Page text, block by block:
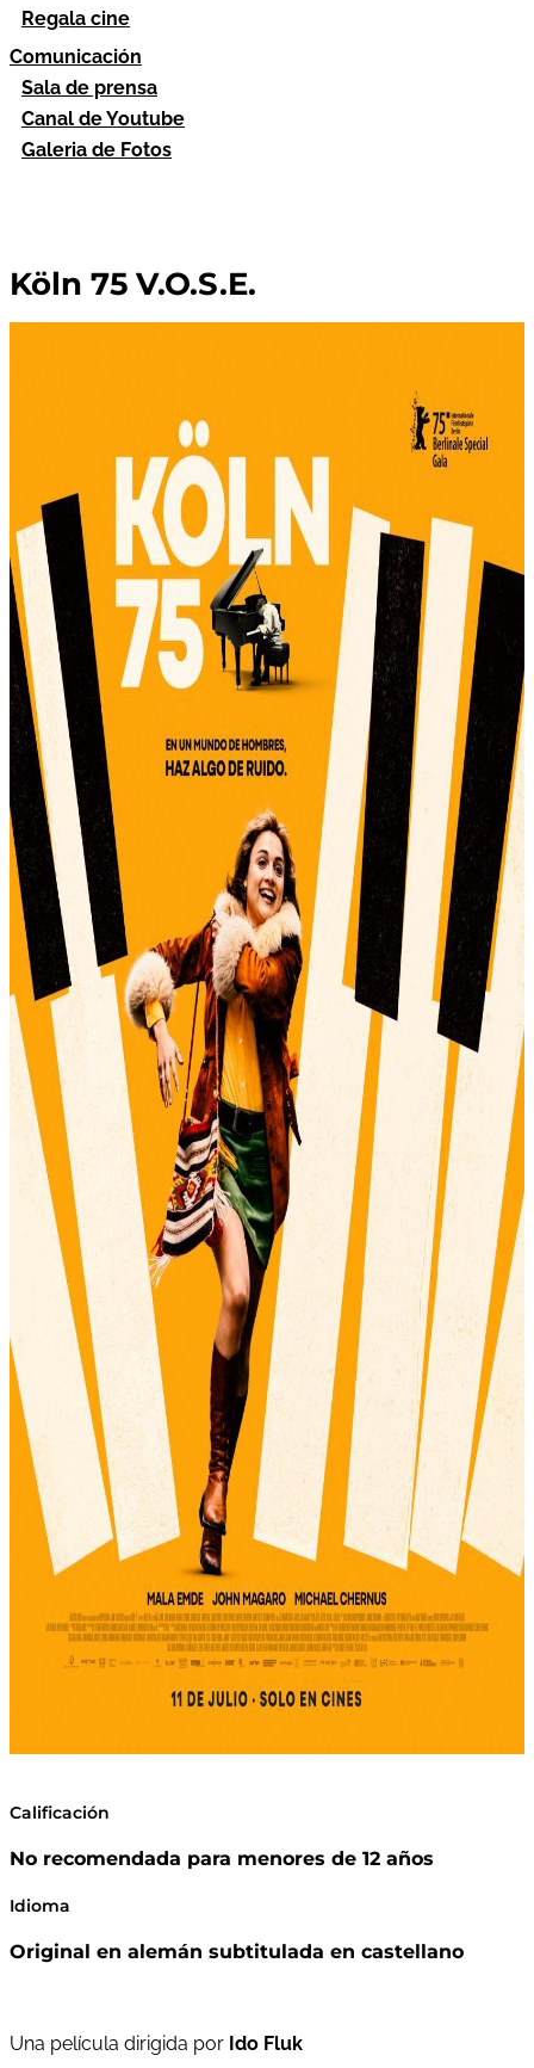
Regala cine
Comunicación
Sala de prensa
Canal de Youtube
Galeria de Fotos
Köln 75 V.O.S.E.
Calificación
No recomendada para menores de 12 años
Idioma
Original en alemán subtitulada en castellano
Una película dirigida por Ido Fluk